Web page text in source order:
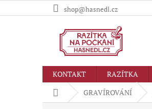
na
shop@hasnedl.cz
KONTAKT RAZÍTKA
Domů GRAVÍROVÁNÍ